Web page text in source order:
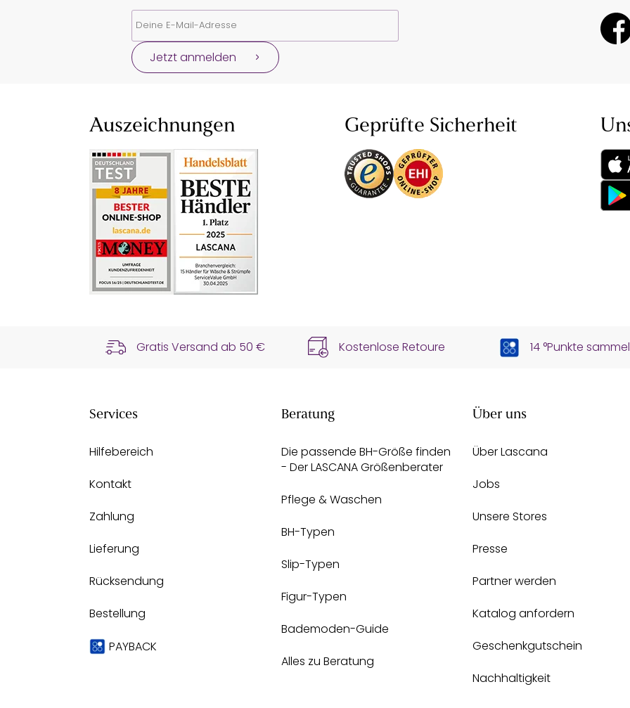
Jetzt anmelden
Auszeichnungen Geprüfte Sicherheit
Gratis Versand ab 50 € Kostenlose Retoure 14 °Punkte
Services
Hilfebereich
Kontakt
Zahlung
Lieferung
Rücksendung
Bestellung
PAYBACK
Beratung
Die passende BH-Größe finden
- Der LASCANA Größenberater
Pflege & Waschen
BH-Typen
Slip-Typen
Figur-Typen
Bademoden-Guide
Alles zu Beratung
Über uns
Über Lascana
Jobs
Unsere Stores
Presse
Partner werden
Katalog anfordern
Geschenkgutschein
Nachhaltigkeit